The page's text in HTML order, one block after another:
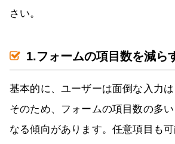
さい。
1.フォームの項目数を減ら
基本的に、ユーザーは面倒な入力は
そのため、フォームの項目数の多
なる傾向があります。任意項目も